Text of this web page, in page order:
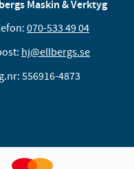
Maskin & Verktyg
070-533 49 04
hj@ellbergs.se
556916-4873